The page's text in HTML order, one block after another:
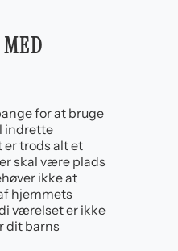
for at bruge
indrette
trods alt et
skal være plads
ikke at
hjemmets
værelset er ikke
dit barns